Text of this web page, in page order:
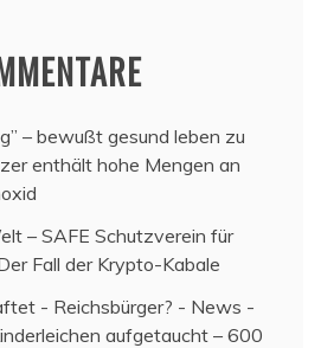
– bewußt gesund leben zu
enthält hohe Mengen an
– SAFE Schutzverein für
Fall der Krypto-Kabale
- Reichsbürger? - News -
aufgetaucht – 600